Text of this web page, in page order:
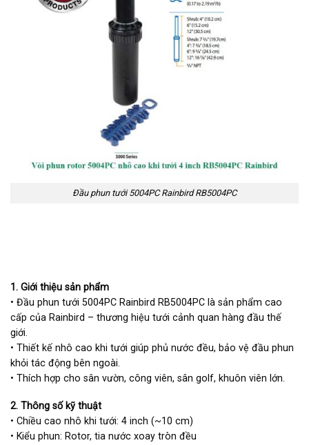
Đầu phun tưới 5004PC Rainbird RB5004PC
1. Giới thiệu sản phẩm
• Đầu phun tưới 5004PC Rainbird RB5004PC là sản phẩm cao
cấp của Rainbird – thương hiệu tưới cảnh quan hàng đầu thế
giới.
• Thiết kế nhô cao khi tưới giúp phủ nước đều, bảo vệ đầu phun
khỏi tác động bên ngoài.
• Thích hợp cho sân vườn, công viên, sân golf, khuôn viên lớn.
2. Thông số kỹ thuật
• Chiều cao nhô khi tưới: 4 inch (~10 cm)
• Kiểu phun: Rotor, tia nước xoay tròn đều